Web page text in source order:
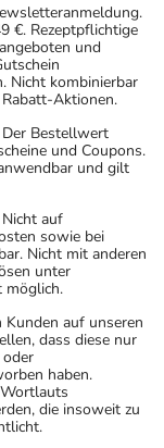
€. Rezeptpflichtige
und
Nicht kombinierbar
Aktionen.
Bestellwert
und Coupons.
und gilt
auf
sowie bei
Nicht mit anderen
unter
möglich.
auf unseren
dass diese nur
haben.
die insoweit zu